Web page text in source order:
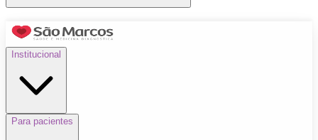
Institucional
Para pacientes